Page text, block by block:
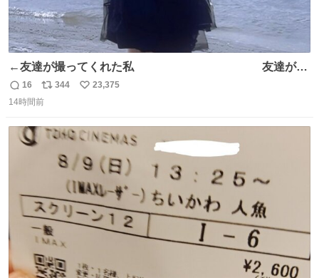
←友達が撮ってくれた私 友達が描
いてくれた私→
返
信
16
リ
ポ
ト
344
い
数
23,375
14時間前